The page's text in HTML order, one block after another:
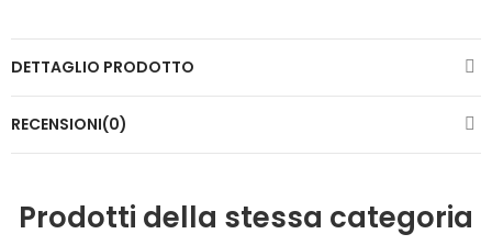
DETTAGLIO PRODOTTO
RECENSIONI(0)
Prodotti della stessa categoria